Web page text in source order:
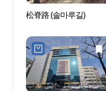
松脊路 (솔마루길)